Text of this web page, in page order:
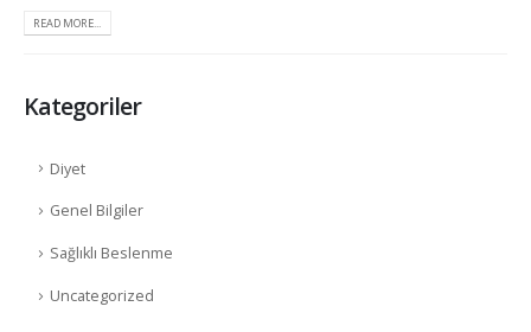
READ MORE...
Kategoriler
Diyet
Genel Bilgiler
Sağlıklı Beslenme
Uncategorized